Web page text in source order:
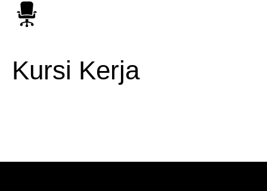
Kursi Kerja